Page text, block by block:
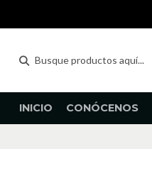
INICIO CONÓCENOS